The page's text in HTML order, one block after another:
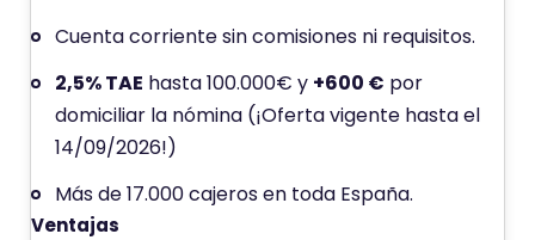
u
a
i
n
Cuenta corriente sin comisiones ni requisitos.
2,5% TAE hasta 100.000€ y +600 € por
domiciliar la nómina (¡Oferta vigente hasta el
14/09/2026!)
Más de 17.000 cajeros en toda España.
Ventajas